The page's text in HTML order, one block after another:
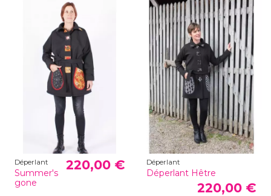
Déperlant
Summer's
gone
220,00 € Déperlant
Déperlant Hêtre
220,00 €